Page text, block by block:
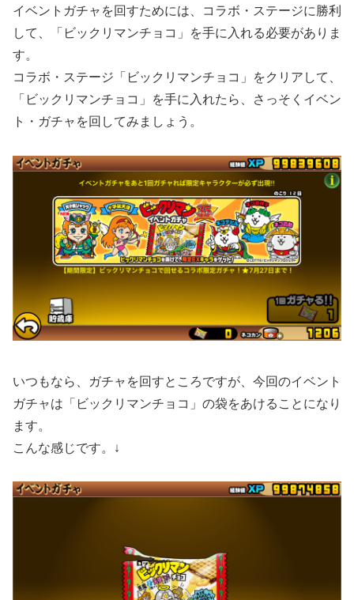
イベントガチャを回すためには、コラボ・ステージに勝利
して、「ビックリマンチョコ」を手に入れる必要がありま
す。
コラボ・ステージ「ビックリマンチョコ」をクリアして、
「ビックリマンチョコ」を手に入れたら、さっそくイベン
ト・ガチャを回してみましょう。
いつもなら、ガチャを回すところですが、今回のイベント
ガチャは「ビックリマンチョコ」の袋をあけることになり
ます。
こんな感じです。↓